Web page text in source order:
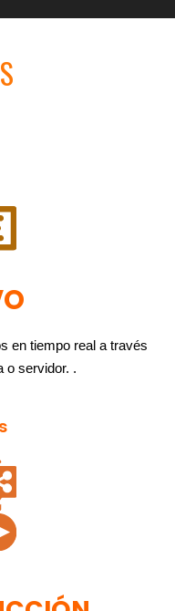
en tiempo real a través
o servidor. .